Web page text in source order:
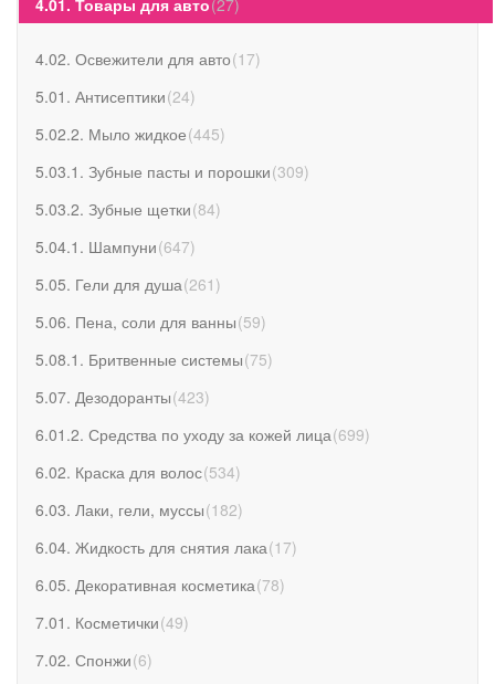
4.02. Освежители для авто(17)
5.01. Антисептики(24)
5.02.2. Мыло жидкое(445)
5.03.1. Зубные пасты и порошки(309)
5.03.2. Зубные щетки(84)
5.04.1. Шампуни(647)
5.05. Гели для душа(261 )
5.06. Пена, соли для ванны(59)
5.08.1. Бритвенные системы(75)
5.07. Дезодоранты(423)
6.01.2. Средства по уходу за кожей лица(699)
6.02. Краска для волос(534)
6.03. Лаки, гели, муссы(182)
6.04. Жидкость для снятия лака(17)
6.05. Декоративная косметика(78)
7.01. Косметички(49)
7.02. Спонжи(6)